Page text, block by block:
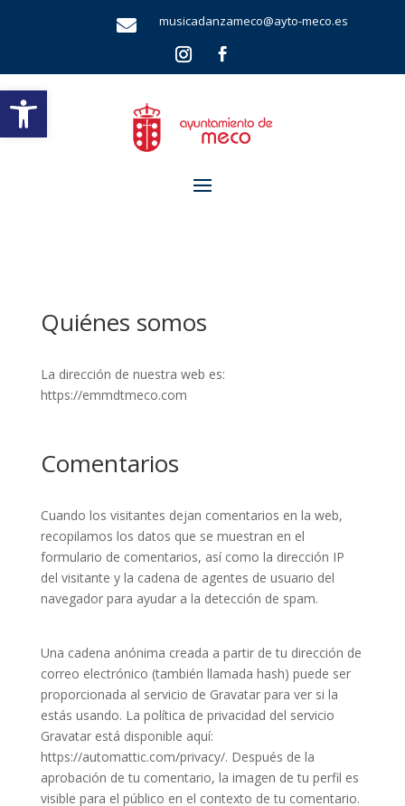
Abrir barra de herramientas
 musicadanzameco@ayto-meco.es
Quiénes somos
La dirección de nuestra web es:
https://emmdtmeco.com
Comentarios
Cuando los visitantes dejan comentarios en la web,
recopilamos los datos que se muestran en el
formulario de comentarios, así como la dirección IP
del visitante y la cadena de agentes de usuario del
navegador para ayudar a la detección de spam.
Una cadena anónima creada a partir de tu dirección de
correo electrónico (también llamada hash) puede ser
proporcionada al servicio de Gravatar para ver si la
estás usando. La política de privacidad del servicio
Gravatar está disponible aquí:
https://automattic.com/privacy/. Después de la
aprobación de tu comentario, la imagen de tu perfil es
visible para el público en el contexto de tu comentario.